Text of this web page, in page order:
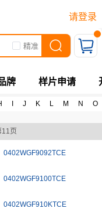
请登录
精准
牌 样片申请
J K L M N O
11页
0402WGF9092TCE
0402WGF9100TCE
0402WGF910KTCE